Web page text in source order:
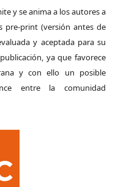
y se anima a los autores a
pre-print (versión antes de
y aceptada para su
ya que favorece
y con ello un posible
entre la comunidad